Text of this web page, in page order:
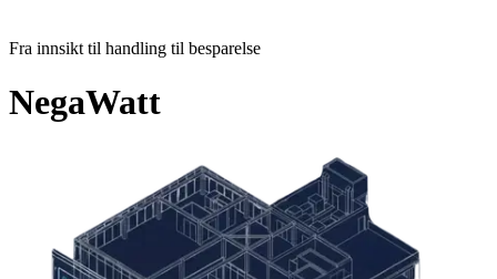
Fra innsikt til handling til besparelse
NegaWatt